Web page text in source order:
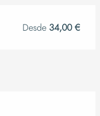
Desde 34,00 €